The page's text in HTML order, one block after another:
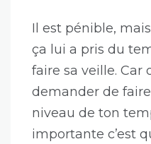
Il est pénible,
ça lui a pris du
faire sa veille. Car
demander de
niveau de ton
importante c’est